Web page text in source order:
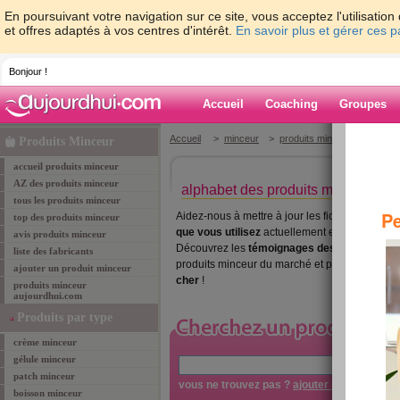
En poursuivant votre navigation sur ce site, vous acceptez
et offres adaptés à vos centres d'intérêt. En savoir plus et gérer ces
Bonjour !
Accueil Coaching Groupes
Produits Minceur
accueil produits minceur
AZ des produits minceur
tous les produits minceur
top des produits minceur
avis produits minceur
liste des fabricants
ajouter un produit minceur
produits minceur
aujourdhui.com
Produits par type
crème minceur
gélule minceur
patch minceur
boisson minceur
Accueil > minceur > produits minceur
alphabet des produits minceur
Aidez-nous à mettre à jour les fiches des
que vous utilisez actuellement et de ceux
Découvrez les témoignages des membres
produits minceur du marché et partagez les
cher !
vous ne trouvez pas ? ajouter un produit